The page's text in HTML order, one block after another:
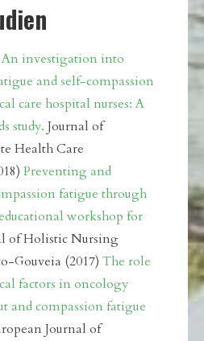
An investigation into
and self-compassion
care hospital nurses: A
study. Journal of
Health Care
Preventing and
fatigue through
workshop for
of Holistic Nursing
Gouveia (2017) The role
factors in oncology
and compassion fatigue
Journal of